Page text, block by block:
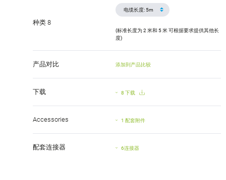
种类 8
(标准长度为 2 米和 5 米 可根据要求提供其他长
度)
产品对比 添加到产品比较
下载 8 下载
Accessories 1 配套附件
配套连接器 6连接器